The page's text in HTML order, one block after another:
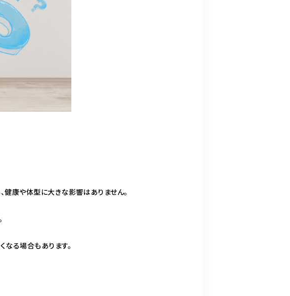
康や体型に大きな影響はありません。
なる場合もあります。